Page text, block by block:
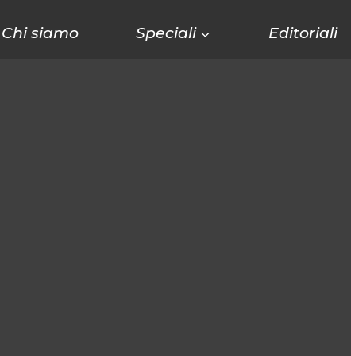
Chi siamo Speciali Editoriali